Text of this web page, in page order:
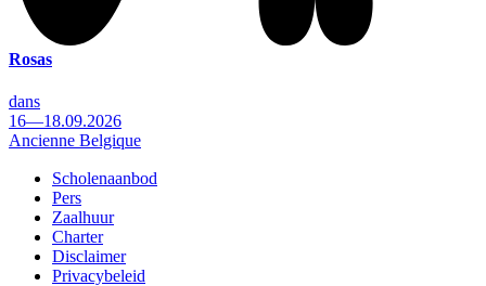
Rosas
dans
16—18.09.2026
Ancienne Belgique
Footer
Scholenaanbod
Pers
Zaalhuur
Charter
Disclaimer
Privacybeleid